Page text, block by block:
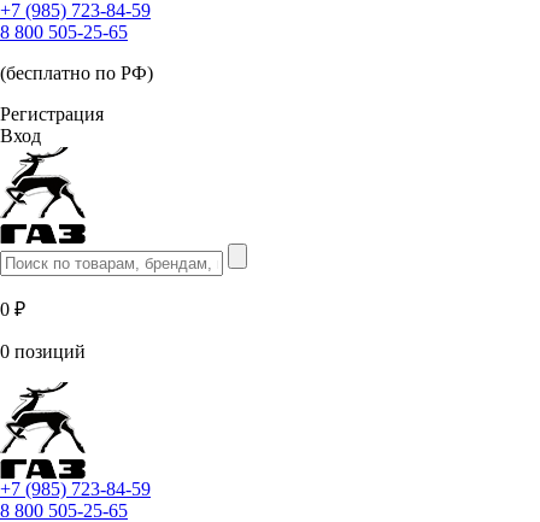
+7 (985) 723-84-59
8 800 505-25-65
(бесплатно по РФ)
Регистрация
Вход
0 ₽
0 позиций
+7 (985) 723-84-59
8 800 505-25-65